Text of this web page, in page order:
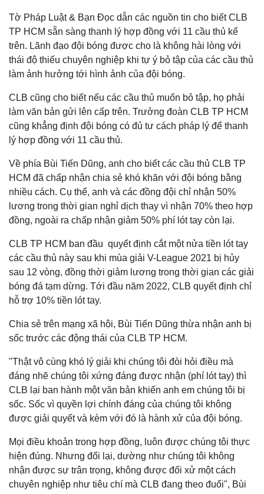
Tờ Pháp Luật & Bạn Đọc dẫn các nguồn tin cho biết CLB
TP HCM sẵn sàng thanh lý hợp đồng với 11 cầu thủ kể
trên. Lãnh đạo đội bóng được cho là không hài lòng với
thái độ thiếu chuyên nghiệp khi tự ý bỏ tập của các cầu thủ
làm ảnh hưởng tới hình ảnh của đội bóng.
CLB cũng cho biết nếu các cầu thủ muốn bỏ tập, họ phải
làm văn bản gửi lên cấp trên. Trưởng đoàn CLB TP HCM
cũng khẳng định đội bóng có đủ tư cách pháp lý để thanh
lý hợp đồng với 11 cầu thủ.
Về phía Bùi Tiến Dũng, anh cho biết các cầu thủ CLB TP
HCM đã chấp nhận chia sẻ khó khăn với đội bóng bằng
nhiều cách. Cụ thể, anh và các đồng đội chỉ nhận 50%
lương trong thời gian nghỉ dịch thay vì nhận 70% theo hợp
đồng, ngoài ra chấp nhận giảm 50% phí lót tay còn lại.
CLB TP HCM ban đầu quyết định cắt một nửa tiền lót tay
các cầu thủ này sau khi mùa giải V-League 2021 bị hủy
sau 12 vòng, đồng thời giảm lương trong thời gian các giải
bóng đá tạm dừng. Tới đầu năm 2022, CLB quyết định chỉ
hỗ trợ 10% tiền lót tay.
Chia sẻ trên mạng xã hội, Bùi Tiến Dũng thừa nhận anh bị
sốc trước các động thái của CLB TP HCM.
"Thật vô cùng khó lý giải khi chúng tôi đòi hỏi điều mà
đáng nhẽ chúng tôi xứng đáng được nhận (phí lót tay) thì
CLB lại ban hành một văn bản khiến anh em chúng tôi bị
sốc. Sốc vì quyền lợi chính đáng của chúng tôi không
được giải quyết và kèm với đó là hành xử của đội bóng.
Mọi điều khoản trong hợp đồng, luôn được chúng tôi thực
hiện đúng. Nhưng đổi lại, dường như chúng tôi không
nhận được sự trân trọng, không được đối xử một cách
chuyên nghiệp như tiêu chí mà CLB đang theo đuổi", Bùi